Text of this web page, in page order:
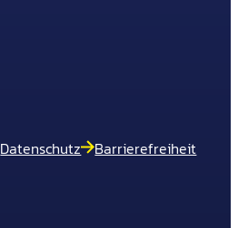
Datenschutz Barrierefreiheit